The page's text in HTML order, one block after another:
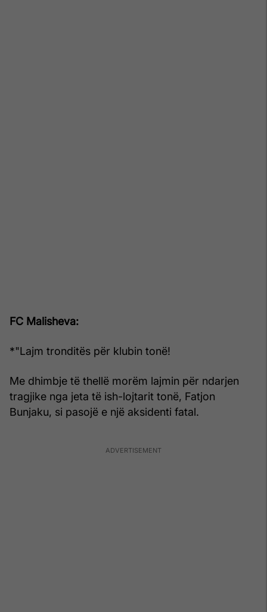
FC Malisheva:
*"Lajm tronditës për klubin tonë!
Me dhimbje të thellë morëm lajmin për ndarjen
tragjike nga jeta të ish-lojtarit tonë, Fatjon
Bunjaku, si pasojë e një aksidenti fatal.